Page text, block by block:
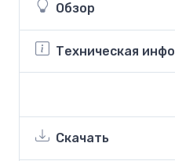
Обзор
Техническая
Скачать